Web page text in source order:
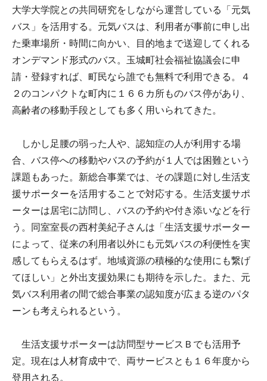
大学大学院との共同研究をしながら運営している「元気
バス」を活用する。元気バスは、利用者が事前に申し出
た乗車場所・時間に向かい、目的地まで送迎してくれる
オンデマンド形式のバス。玉城町社会福祉協議会に申
請・登録すれば、町民なら誰でも無料で利用できる。４
２のコンパクトな町内に１６６カ所ものバス停があり、
高齢者の移動手段としても多く用いられてきた。
しかし足腰の弱った人や、認知症の人が利用する場
合、バス停への移動やバスの予約が１人では困難という
課題もあった。新総合事業では、その課題に対し生活支
援サポーターを活用することで対応する。生活支援サポ
ーターは居宅に訪問し、バスの予約や付き添いなどを行
う。同室室長の西村美紀子さんは「生活支援サポーター
によって、従来の利用者以外にも元気バスの利便性を実
感してもらえるはず。地域資源の積極的な使用にも繋げ
てほしい」と外出支援効果にも期待を示した。また、元
気バス利用者の間で総合事業の認知度が広まる逆のパタ
ーンも考えられるという。
生活支援サポーターは訪問型サービスＢでも活用予
定。現在は人材育成中で、両サービスとも１６年度から
登用される。